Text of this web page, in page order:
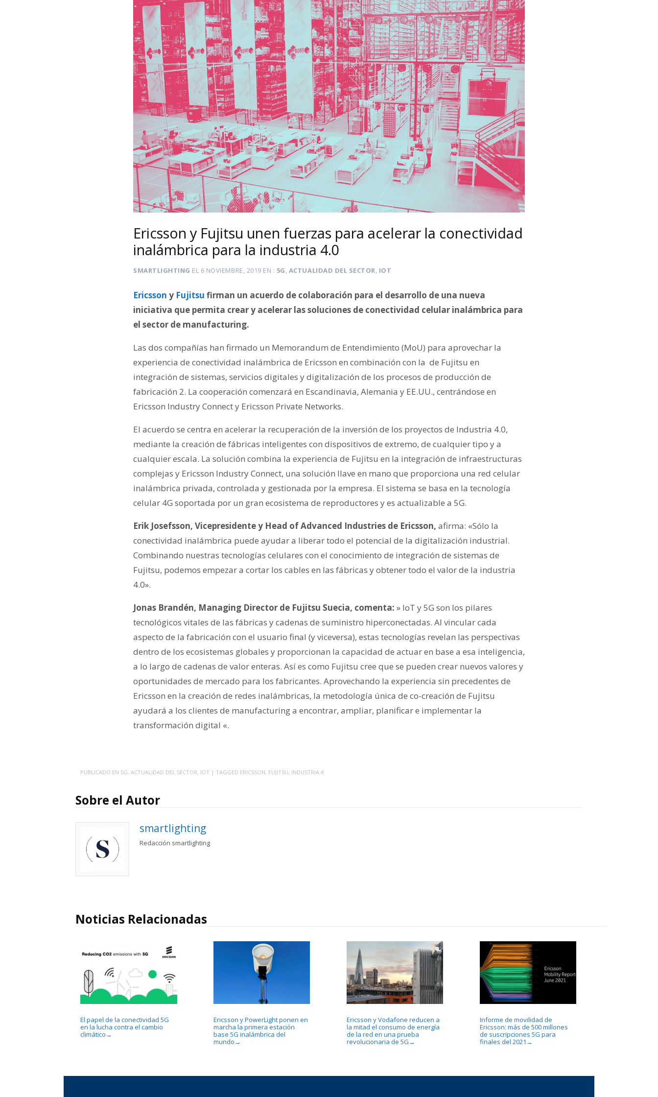
Ericsson y Fujitsu unen fuerzas para acelerar la conectividad
inalámbrica para la industria 4.0
SMARTLIGHTING EL 6 NOVIEMBRE, 2019 EN 5G, ACTUALIDAD DEL SECTOR, IOT
Ericsson y Fujitsu firman un acuerdo de colaboración para el desarrollo de una nueva
iniciativa que permita crear y acelerar las soluciones de conectividad celular inalámbrica para
el sector de manufacturing.
Las dos compañías han firmado un Memorandum de Entendimiento (MoU) para aprovechar la
experiencia de conectividad inalámbrica de Ericsson en combinación con la de Fujitsu en
integración de sistemas, servicios digitales y digitalización de los procesos de producción de
fabricación 2. La cooperación comenzará en Escandinavia, Alemania y EE.UU., centrándose en
Ericsson Industry Connect y Ericsson Private Networks.
El acuerdo se centra en acelerar la recuperación de la inversión de los proyectos de Industria 4.0,
mediante la creación de fábricas inteligentes con dispositivos de extremo, de cualquier tipo y a
cualquier escala. La solución combina la experiencia de Fujitsu en la integración de infraestructuras
complejas y Ericsson Industry Connect, una solución llave en mano que proporciona una red celular
inalámbrica privada, controlada y gestionada por la empresa. El sistema se basa en la tecnología
celular 4G soportada por un gran ecosistema de reproductores y es actualizable a 5G.
Erik Josefsson, Vicepresidente y Head of Advanced Industries de Ericsson, afirma: «Sólo la
conectividad inalámbrica puede ayudar a liberar todo el potencial de la digitalización industrial.
Combinando nuestras tecnologías celulares con el conocimiento de integración de sistemas de
Fujitsu, podemos empezar a cortar los cables en las fábricas y obtener todo el valor de la industria
4.0».
Jonas Brandén, Managing Director de Fujitsu Suecia, comenta: » IoT y 5G son los pilares
tecnológicos vitales de las fábricas y cadenas de suministro hiperconectadas. Al vincular cada
aspecto de la fabricación con el usuario final (y viceversa), estas tecnologías revelan las perspectivas
dentro de los ecosistemas globales y proporcionan la capacidad de actuar en base a esa inteligencia,
a lo largo de cadenas de valor enteras. Así es como Fujitsu cree que se pueden crear nuevos valores y
oportunidades de mercado para los fabricantes. Aprovechando la experiencia sin precedentes de
Ericsson en la creación de redes inalámbricas, la metodología única de co-creación de Fujitsu
ayudará a los clientes de manufacturing a encontrar, ampliar, planificar e implementar la
transformación digital «.
PUBLICADO EN 5G, ACTUALIDAD DEL SECTOR, IOT | TAGGED ERICSSON, FUJITSU, INDUSTRIA 4
Sobre el Autor
smartlighting
Redacción smartlighting
Noticias Relacionadas
El papel de la conectividad 5G
en la lucha contra el cambio
climático →
Ericsson y PowerLight ponen en
marcha la primera estación
base 5G inalámbrica del
mundo →
Ericsson y Vodafone reducen a
la mitad el consumo de energía
de la red en una prueba
revolucionaria de 5G →
Informe de movilidad de
Ericsson: más de 500 millones
de suscripciones 5G para
finales del 2021 →